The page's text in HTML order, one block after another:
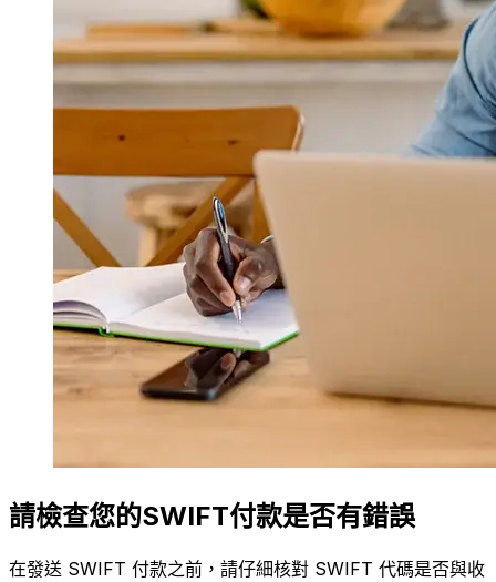
請檢查您的SWIFT付款是否有錯誤
在發送 SWIFT 付款之前，請仔細核對 SWIFT 代碼是否與收